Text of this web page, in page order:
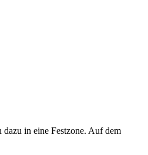
in eine Festzone. Auf dem